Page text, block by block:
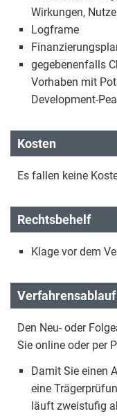
Wirkungen,
Logframe
gegebenenfalls
Vorhaben mit
Development-
Kosten
Es fallen keine
Rechtsbehelf
Klage vor dem
Verfahrensablauf
Den Neu- oder
Sie online oder per
Damit Sie einen
eine
läuft zweistufig